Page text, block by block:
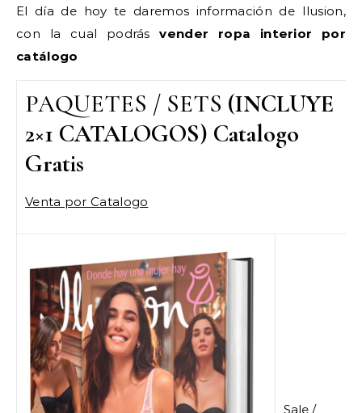
El día de hoy te daremos información de Ilusion,
con la cual podrásvender ropa interior por
catálogo
PAQUETES / SETS (INCLUYE
2×1 CATALOGOS) Catalogo
Gratis
Venta por Catalogo
Sale /